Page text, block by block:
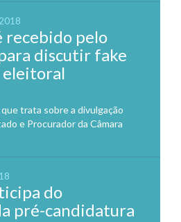
recebido pelo
discutir fake
eleitoral
trata sobre a divulgação
e Procurador da Câmara
do
pré-candidatura